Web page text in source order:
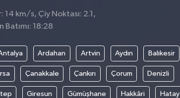
14 km/s, Çiy Noktası: 2.1,
18:28
Ardahan Artvin Aydın Balıkesir
Çanakkale Çankırı Çorum Denizli
Giresun Gümüşhane Hakkâri Hatay